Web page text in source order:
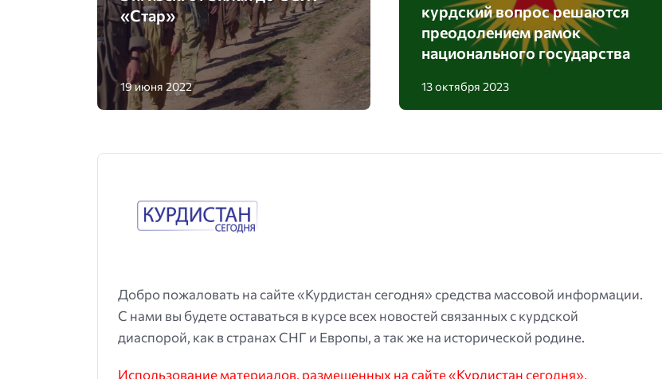
«Стар»
19 июня 2022
курдский вопрос решаются
преодолением рамок
национального государства
13 октября 2023
Добро пожаловать на сайте «Курдистан сегодня» средства массовой информации.
С нами вы будете оставаться в курсе всех новостей связанных с курдской
диаспорой, как в странах СНГ и Европы, а так же на исторической родине.
Использование материалов, размещенных на сайте «Курдистан сегодня»,